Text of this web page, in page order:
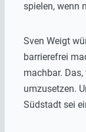
spielen, wenn
Sven Weigt
barrierefrei
machbar.
umzusetzen.
Südstadt sei